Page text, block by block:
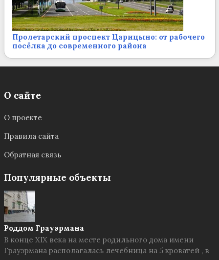
Пролетарский проспект Царицыно: от рабочего
посёлка до современного района
О сайте
О проекте
Правила сайта
Обратная связь
Популярные объекты
Роддом Грауэрмана
В конце XIX века на месте родильного дома имени
Грауэрмана располагалась лечебница на 5 кроватей , в